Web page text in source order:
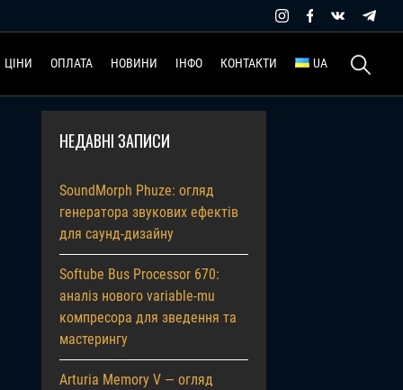
ЦІНИ ОПЛАТА НОВИНИ ІНФО КОНТАКТИ UA Пошук:
НЕДАВНІ ЗАПИСИ
SoundMorph Phuze: огляд
генератора звукових ефектів
для саунд-дизайну
Softube Bus Processor 670:
аналіз нового variable-mu
компресора для зведення та
мастерингу
Arturia Memory V — огляд